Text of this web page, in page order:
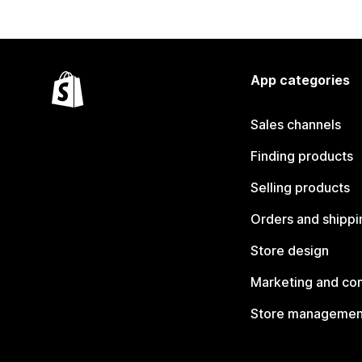
App categories
Sales channels
Finding products
Selling products
Orders and
Store design
Marketing and
Store